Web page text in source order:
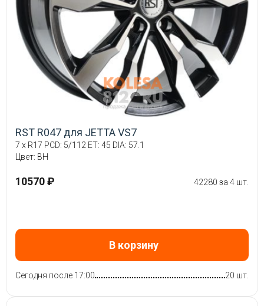
RST R047 для JETTA VS7
7 x R17 PCD: 5/112 ET: 45 DIA: 57.1
Цвет: BH
10570 ₽ 42280 за 4 шт.
В корзину
Сегодня после 17:00 20 шт.